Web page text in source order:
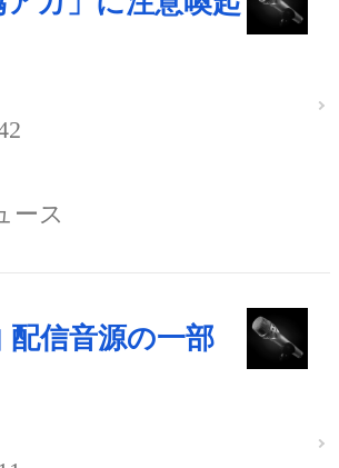
ース
配信音源の一部